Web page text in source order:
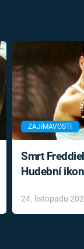
ZAJÍMAVOSTI
Smrt
Hudební
léky
24. listopadu